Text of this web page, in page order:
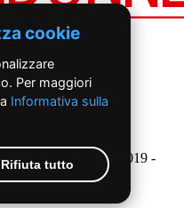
del 23 /09/ 2019 -
cookie
Per maggiori
Informativa sulla
Rifiuta tutto